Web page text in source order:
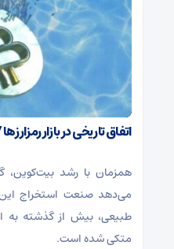
اتفاق تاریخی در بازار
همزمان با رشد بیت‌کوین،
می‌دهد صنعت استخراج این
طبیعی، بیش از گذشته به
متکی شده است.